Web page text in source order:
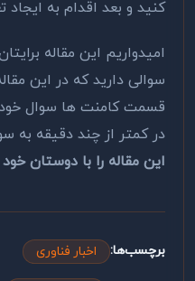
کنید و بعد اقدام به ایجاد
امیدواریم این مقاله
سوالی دارید که در این
قسمت کامنت ها سوال خود
در کمتر از چند دقیقه به
این مقاله را با دوستان
برچسب‌ها: اخبار فناوری